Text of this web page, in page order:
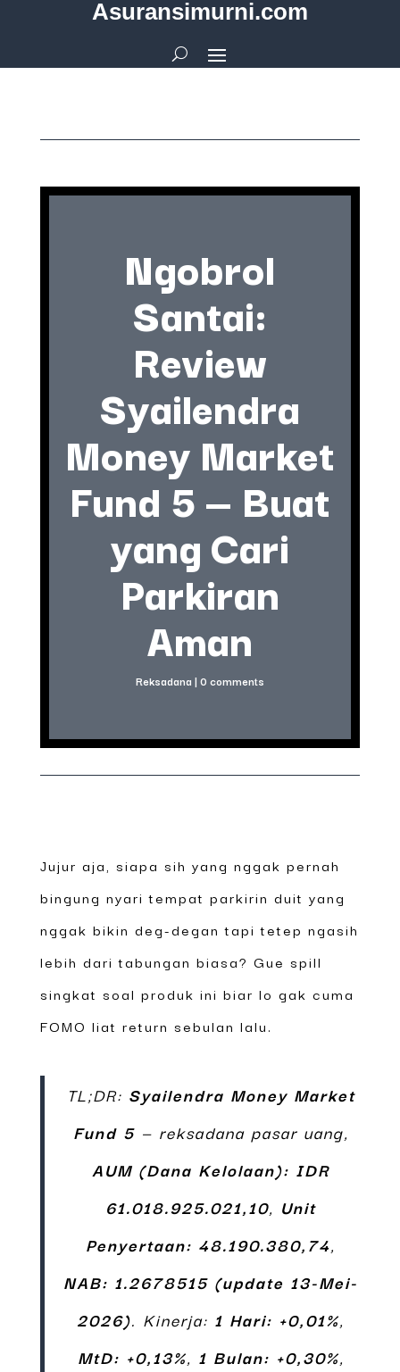
Asuransimurni.com
Ngobrol
Santai:
Review
Syailendra
Money Market
Fund 5 — Buat
yang Cari
Parkiran
Aman
Reksadana | 0 comments
Jujur aja, siapa sih yang nggak pernah
bingung nyari tempat parkirin duit yang
nggak bikin deg-degan tapi tetep ngasih
lebih dari tabungan biasa? Gue spill
singkat soal produk ini biar lo gak cuma
FOMO liat return sebulan lalu.
TL;DR: Syailendra Money Market
Fund 5— reksadana pasar uang,
AUM (Dana Kelolaan): IDR
61.018.925.021,10, Unit
Penyertaan: 48.190.380,74,
NAB: 1.2678515 (update 13-Mei-
2026). Kinerja: 1 Hari: +0,01%,
MtD: +0,13%, 1 Bulan: +0,30%,